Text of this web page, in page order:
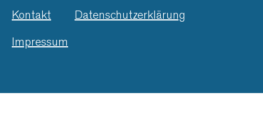
Kontakt
Datenschutzerklärung
Impressum